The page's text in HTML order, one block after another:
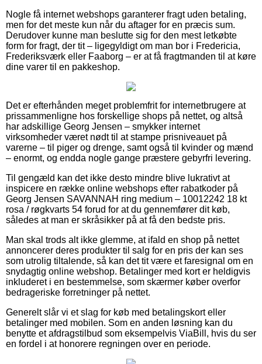
Nogle få internet webshops garanterer fragt uden betaling,
men for det meste kun når du aftager for en præcis sum.
Derudover kunne man beslutte sig for den mest letkøbte
form for fragt, der tit – ligegyldigt om man bor i Fredericia,
Frederiksværk eller Faaborg – er at få fragtmanden til at køre
dine varer til en pakkeshop.
Det er efterhånden meget problemfrit for internetbrugere at
prissammenligne hos forskellige shops på nettet, og altså
har adskillige Georg Jensen – smykker internet
virksomheder været nødt til at stampe prisniveauet på
varerne – til piger og drenge, samt også til kvinder og mænd
– enormt, og endda nogle gange præstere gebyrfri levering.
Til gengæld kan det ikke desto mindre blive lukrativt at
inspicere en række online webshops efter rabatkoder på
Georg Jensen SAVANNAH ring medium – 10012242 18 kt
rosa / røgkvarts 54 forud for at du gennemfører dit køb,
således at man er skråsikker på at få den bedste pris.
Man skal trods alt ikke glemme, at ifald en shop på nettet
annoncerer deres produkter til salg for en pris der kan ses
som utrolig tiltalende, så kan det tit være et faresignal om en
snydagtig online webshop. Betalinger med kort er heldigvis
inkluderet i en bestemmelse, som skærmer køber overfor
bedrageriske forretninger på nettet.
Generelt slår vi et slag for køb med betalingskort eller
betalinger med mobilen. Som en anden løsning kan du
benytte et afdragstilbud som eksempelvis ViaBill, hvis du ser
en fordel i at honorere regningen over en periode.